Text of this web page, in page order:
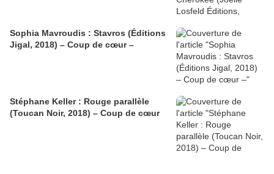
Sophia Mavroudis : Stavros (Éditions
Jigal, 2018) – Coup de cœur –
Stéphane Keller : Rouge parallèle
(Toucan Noir, 2018) – Coup de cœur